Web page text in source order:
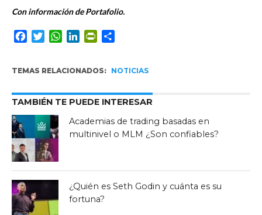
Con información de Portafolio.
Facebook
TwitterWhatsApp
LinkedInPrintFriendly
TEMAS RELACIONADOS: NOTICIAS
TAMBIÉN TE PUEDE INTERESAR
Academias de trading basadas en
multinivel o MLM ¿Son confiables?
¿Quién es Seth Godin y cuánta es su
fortuna?